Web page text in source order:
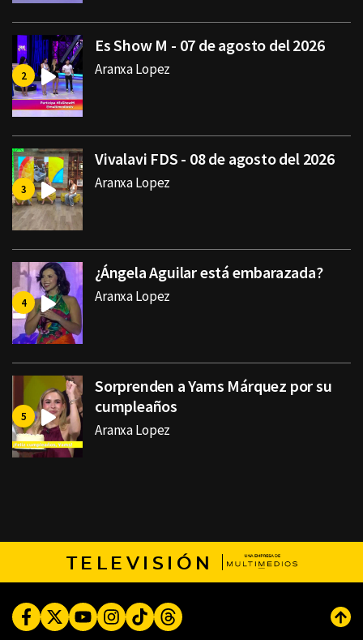
Es Show M - 07 de agosto del 2026
Aranxa Lopez
Vivalavi FDS - 08 de agosto del 2026
Aranxa Lopez
¿Ángela Aguilar está embarazada?
Aranxa Lopez
Sorprenden a Yams Márquez por su
cumpleaños
Aranxa Lopez
TELEVISIÓN
FacebookTwitterYoutubeInstagram
TikTokThreads